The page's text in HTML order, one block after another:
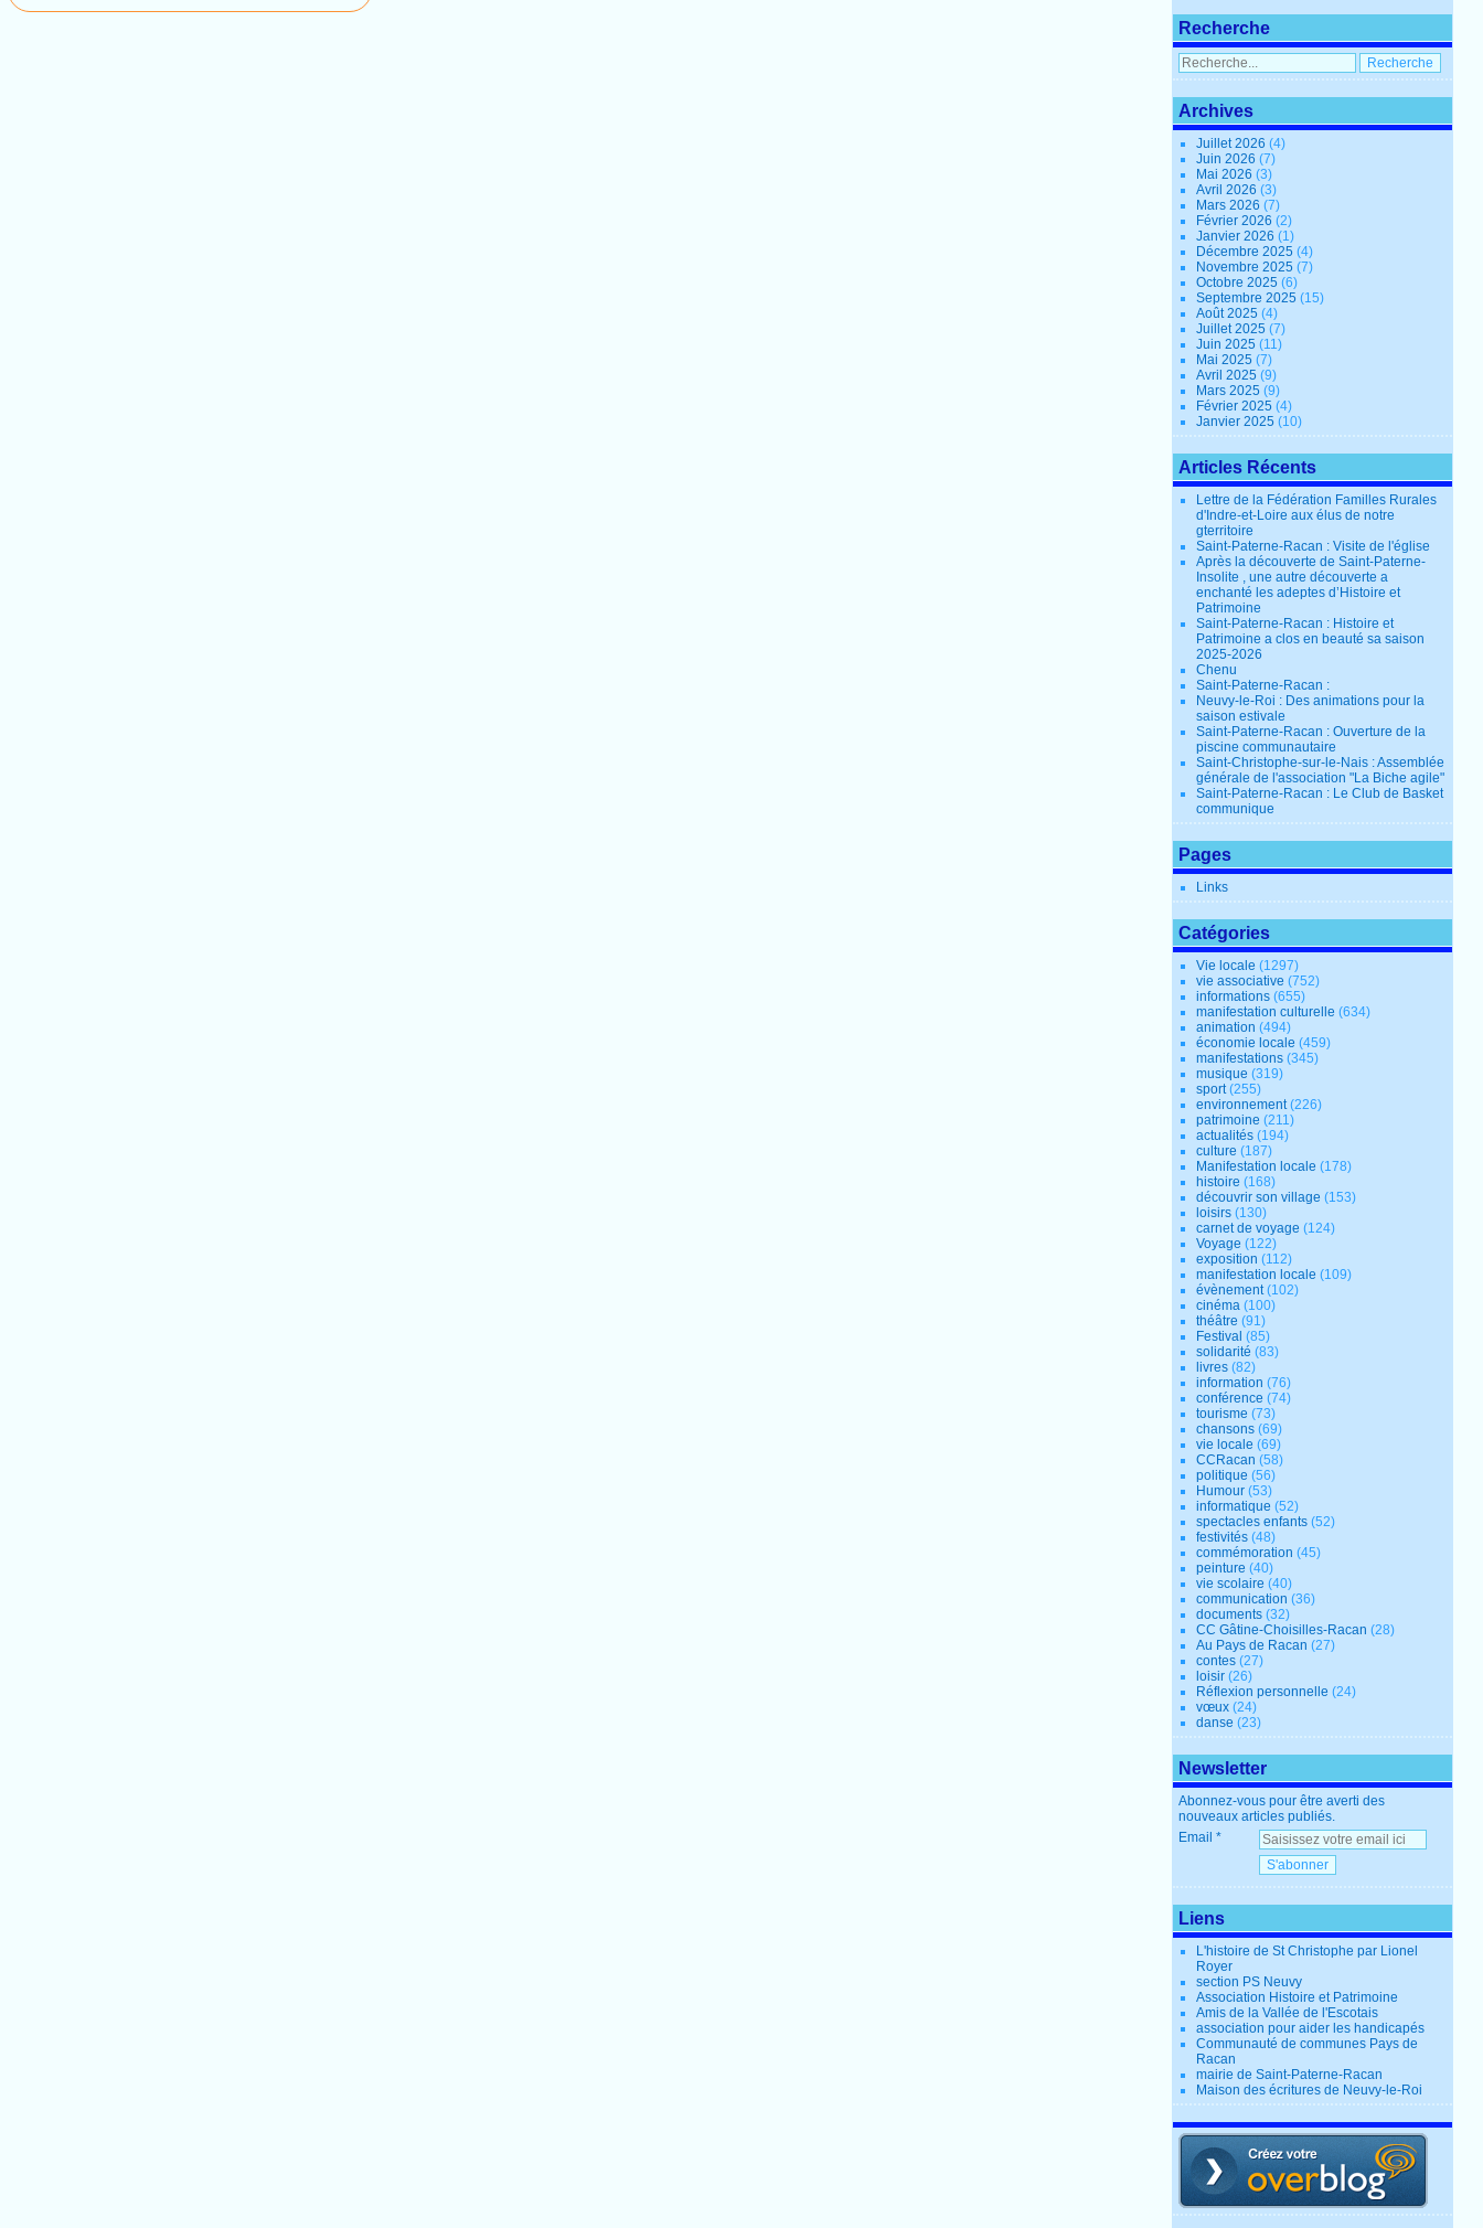
Recherche
Archives
Juillet 2026(4)
Juin 2026(7)
Mai 2026(3)
Avril 2026(3)
Mars 2026(7)
Février 2026(2)
Janvier 2026(1)
Décembre 2025(4)
Novembre 2025(7)
Octobre 2025(6)
Septembre 2025(15)
Août 2025(4)
Juillet 2025(7)
Juin 2025(11)
Mai 2025(7)
Avril 2025(9)
Mars 2025(9)
Février 2025(4)
Janvier 2025(10)
Articles Récents
Lettre de la Fédération Familles Rurales
d'Indre-et-Loire aux élus de notre
gterritoire
Saint-Paterne-Racan : Visite de l'église
Après la découverte de Saint-Paterne-
Insolite , une autre découverte a
enchanté les adeptes d’Histoire et
Patrimoine
Saint-Paterne-Racan : Histoire et
Patrimoine a clos en beauté sa saison
2025-2026
Chenu
Saint-Paterne-Racan :
Neuvy-le-Roi : Des animations pour la
saison estivale
Saint-Paterne-Racan : Ouverture de la
piscine communautaire
Saint-Christophe-sur-le-Nais : Assemblée
générale de l'association "La Biche agile"
Saint-Paterne-Racan : Le Club de Basket
communique
Pages
Links
Catégories
Vie locale (1297)
vie associative (752)
informations (655)
manifestation culturelle (634)
animation (494)
économie locale (459)
manifestations (345)
musique (319)
sport(255)
environnement(226)
patrimoine (211)
actualités (194)
culture (187)
Manifestation locale (178)
histoire (168)
découvrir son village (153)
loisirs (130)
carnet de voyage (124)
Voyage (122)
exposition (112)
manifestation locale (109)
évènement(102)
cinéma (100)
théâtre (91)
Festival (85)
solidarité (83)
livres (82)
information (76)
conférence (74)
tourisme (73)
chansons (69)
vie locale (69)
CCRacan (58)
politique (56)
Humour (53)
informatique (52)
spectacles enfants (52)
festivités (48)
commémoration (45)
peinture (40)
vie scolaire (40)
communication (36)
documents (32)
CC Gâtine-Choisilles-Racan (28)
Au Pays de Racan (27)
contes (27)
loisir (26)
Réflexion personnelle (24)
vœux (24)
danse (23)
Newsletter
Abonnez-vous pour être averti des
nouveaux articles publiés.
Email
Liens
L'histoire de St Christophe par Lionel
Royer
section PS Neuvy
Association Histoire et Patrimoine
Amis de la Vallée de l'Escotais
association pour aider les handicapés
Communauté de communes Pays de
Racan
mairie de Saint-Paterne-Racan
Maison des écritures de Neuvy-le-Roi